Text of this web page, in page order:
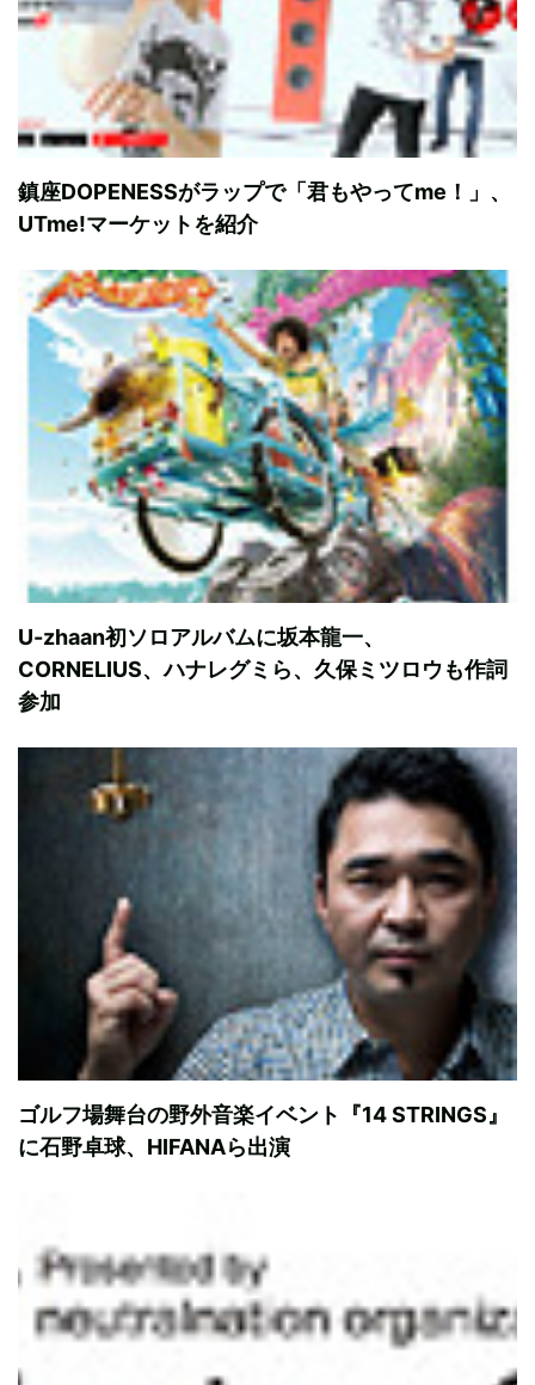
鎮座DOPENESSがラップで「君もやってme！」、
UTme!マーケットを紹介
U-zhaan初ソロアルバムに坂本龍一、
CORNELIUS、ハナレグミら、久保ミツロウも作詞
参加
ゴルフ場舞台の野外音楽イベント『14 STRINGS』
に石野卓球、HIFANAら出演